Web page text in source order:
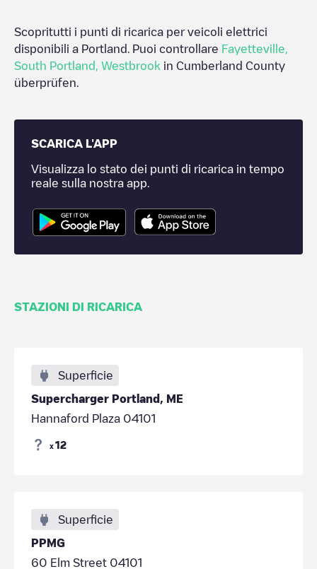
Scopritutti i punti di ricarica per veicoli elettrici
disponibili a Portland . Puoi controllare Fayetteville
South Portland
Westbrook in Cumberland County
überprüfen.
SCARICA L'APP
Visualizza lo stato dei punti di ricarica in tempo
reale sulla nostra app.
STAZIONI DI RICARICA
Superficie
Supercharger Portland, ME
Hannaford Plaza 04101
x 12
Superficie
PPMG
60 Elm Street 04101